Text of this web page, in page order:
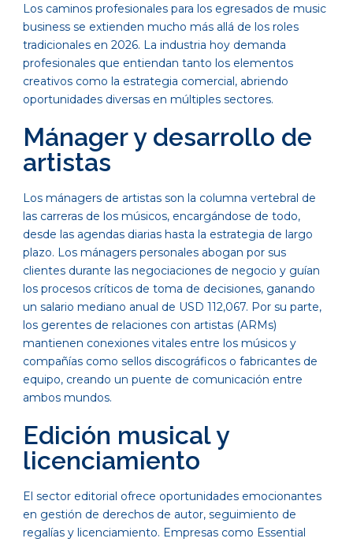
Los caminos profesionales para los egresados de music
business se extienden mucho más allá de los roles
tradicionales en 2026. La industria hoy demanda
profesionales que entiendan tanto los elementos
creativos como la estrategia comercial, abriendo
oportunidades diversas en múltiples sectores.
Mánager y desarrollo de
artistas
Los mánagers de artistas son la columna vertebral de
las carreras de los músicos, encargándose de todo,
desde las agendas diarias hasta la estrategia de largo
plazo. Los mánagers personales abogan por sus
clientes durante las negociaciones de negocio y guían
los procesos críticos de toma de decisiones, ganando
un salario mediano anual de USD 112,067. Por su parte,
los gerentes de relaciones con artistas (ARMs)
mantienen conexiones vitales entre los músicos y
compañías como sellos discográficos o fabricantes de
equipo, creando un puente de comunicación entre
ambos mundos.
Edición musical y
licenciamiento
El sector editorial ofrece oportunidades emocionantes
en gestión de derechos de autor, seguimiento de
regalías y licenciamiento. Empresas como Essential